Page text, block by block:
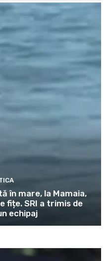
în mare, la Mamaia,
fițe. SRI a trimis de
echipaj